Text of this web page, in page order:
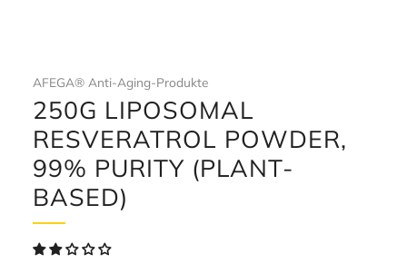
AFEGA® Anti-Aging-Produkte
250G LIPOSOMAL
RESVERATROL POWDER,
99% PURITY (PLANT-
BASED)